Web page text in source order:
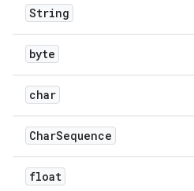
String
byte
char
CharSequence
float